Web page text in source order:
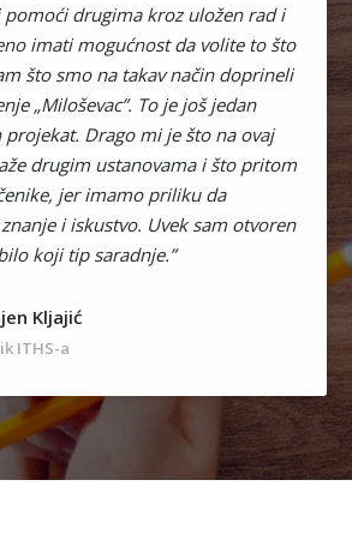
pomoći drugima kroz uložen rad i
imati mogućnost da volite to što
što smo na takav način doprineli
„Miloševac”. To je još jedan
projekat. Drago mi je što na ovaj
drugim ustanovama i što pritom
jer imamo priliku da
i iskustvo. Uvek sam otvoren
koji tip saradnje.”
Kljajić
ITHS-a